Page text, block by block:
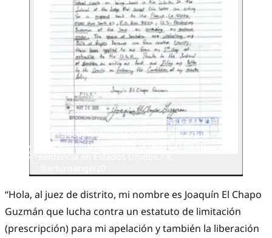
En el documento, ‘El Chapo’ asegura que
busca un nuevo juicio y la revisión de su
sentencia en Estados Unidos./ X:
“Hola, al juez de distrito, mi nombre es Joaquín El Chapo
Guzmán que lucha contra un estatuto de limitación
(prescripción) para mi apelación y también la liberación